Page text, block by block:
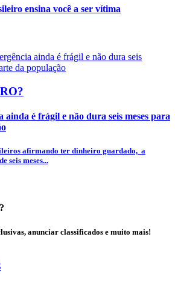
ensina você a ser vítima
ainda é frágil e não dura seis meses para
afirmando ter dinheiro guardado, a
seis meses...
anunciar classificados e muito mais!